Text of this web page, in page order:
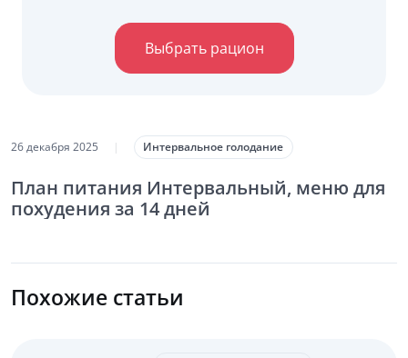
Выбрать рацион
26 декабря 2025 | Интервальное голодание
План питания Интервальный, меню для
похудения за 14 дней
Похожие статьи